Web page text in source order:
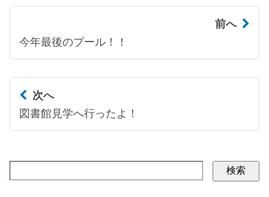
前へ
今年最後のプール！！
次へ
図書館見学へ行ったよ！
検索